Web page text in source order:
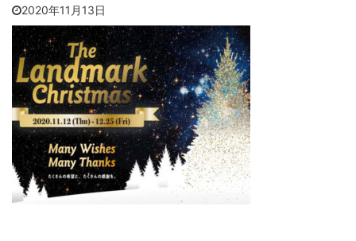
2020年11月13日